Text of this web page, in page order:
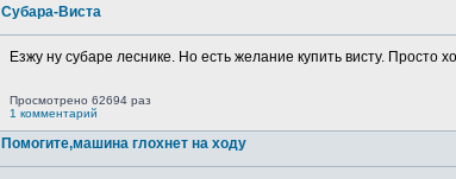
Субара-Виста
Езжу ну субаре леснике. Но есть желание купить висту. Просто
Просмотрено 62694 раз
1 комментарий
Помогите,машина глохнет на ходу